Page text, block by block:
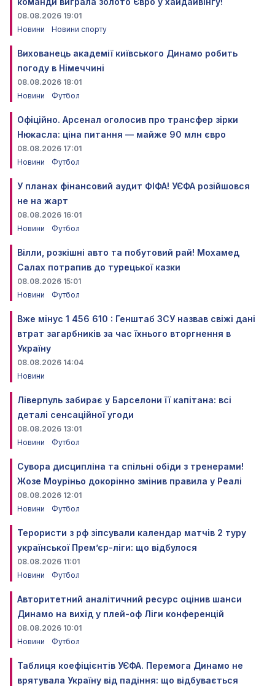
08.08.2026 19:01
Новини
Новини спорту
Вихованець академії київського Динамо робить
погоду в Німеччині
08.08.2026 18:01
Новини
Футбол
Офіційно. Арсенал оголосив про трансфер зірки
Нюкасла: ціна питання — майже 90 млн євро
08.08.2026 17:01
Новини
Футбол
У планах фінансовий аудит ФІФА! УЄФА розійшовся
не на жарт
08.08.2026 16:01
Новини
Футбол
Вілли, розкішні авто та побутовий рай! Мохамед
Салах потрапив до турецької казки
08.08.2026 15:01
Новини
Футбол
Вже мінус 1 456 610 : Генштаб ЗСУ назвав свіжі дані
втрат загарбників за час їхнього вторгнення в
Україну
08.08.2026 14:04
Новини
Ліверпуль забирає у Барселони її капітана: всі
деталі сенсаційної угоди
08.08.2026 13:01
Новини
Футбол
Сувора дисципліна та спільні обіди з тренерами!
Жозе Моуріньо докорінно змінив правила у Реалі
08.08.2026 12:01
Новини
Футбол
Терористи з рф зіпсували календар матчів 2 туру
української Прем’єр-ліги: що відбулося
08.08.2026 11:01
Новини
Футбол
Авторитетний аналітичний ресурс оцінив шанси
Динамо на вихід у плей-оф Ліги конференцій
08.08.2026 10:01
Новини
Футбол
Таблиця коефіцієнтів УЄФА. Перемога Динамо не
врятувала Україну від падіння: що відбувається